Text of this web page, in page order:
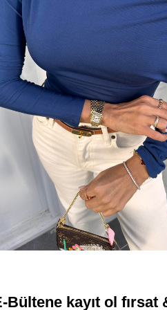
Bültene kayıt ol